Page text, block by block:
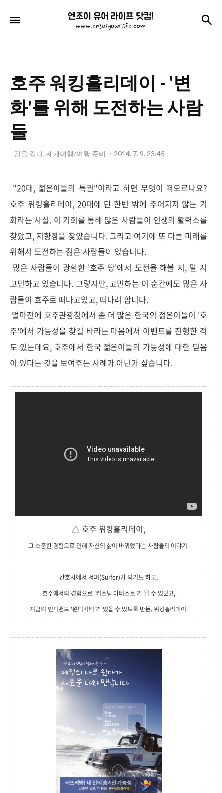
엔
조
어
라
이
닷
호주 워킹홀리데이 - '변
화'를 위해 도전하는 사람
들
- 길을 걷다, 세계여행/여행 준비 2014. 7. 9. 23:45
"20대, 젊은이들의 특권"이라고 하면 무엇이 떠오르나요?
호주 워킹홀리데이, 20대에 단 한번 밖에 주어지지 않는 기
회라는 사실. 이 기회를 통해 많은 사람들이 인생의 활력소를
찾았고, 지향점을 찾았습니다. 그리고 여기에 또 다른 미래를
위해서 도전하는 젊은 사람들이 있습니다.
많은 사람들이 광환한 '호주 땅'에서 도전을 해볼 지, 말 지
고민하고 있습니다. 그렇지만, 고민하는 이 순간에도 많은 사
람들이 호주로 떠나고있고, 떠나려 합니다.
얼마전에 호주관광청에서 좀 더 많은 한국의 젊은이들이 '호
주'에서 가능성을 찾길 바라는 마음에서 이벤트를 진행한 적
도 있는데요, 호주에서 한국 젊은이들의 가능성에 대한 믿음
이 있다는 것을 보여주는 사례가 아닌가 싶습니다.
△ 호주 워킹홀리데이,
그 소중한 경험으로 인해 자신의 삶이 바뀌었다는 사람들의 이야기.
간호사에서 서퍼(Surfer)가 되기도 하고,
호주에서의 경험으로 '커스텀 아티스트'가 될 수 있었고,
지금의 인디밴드 '윈디시티'가 있을 수 있도록 만든, 워킹홀리데이.